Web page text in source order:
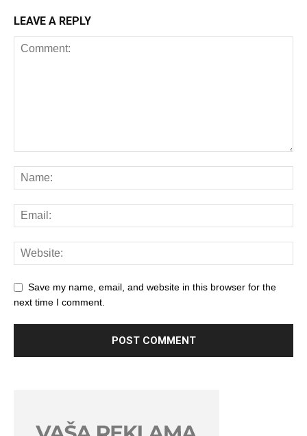
LEAVE A REPLY
Save my name, email, and website in this browser for the
next time I comment.